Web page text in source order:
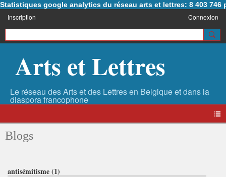
Statistiques google analytics du réseau arts et lettres: 8 403 746
Inscription Connexion
Arts et Lettres
Blogs
antisémitisme (1)